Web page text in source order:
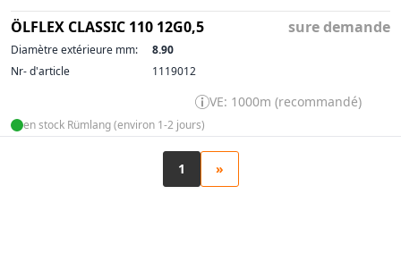
ÖLFLEX CLASSIC 110 12G0,5 sure demande
Diamètre extérieure mm:
8.90
Nr- d'article
1119012
VE: 1000m (recommandé)
en stock Rümlang (environ 1-2 jours)
1 »